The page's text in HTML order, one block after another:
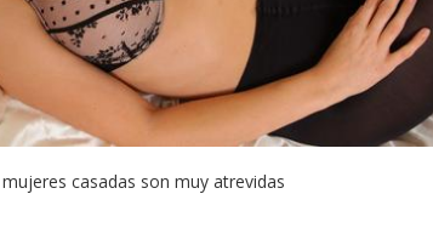
casadas son muy atrevidas